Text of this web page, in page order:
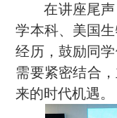
在讲座尾
学本科、美国
经历，鼓励同
需要紧密结合
来的时代机遇。